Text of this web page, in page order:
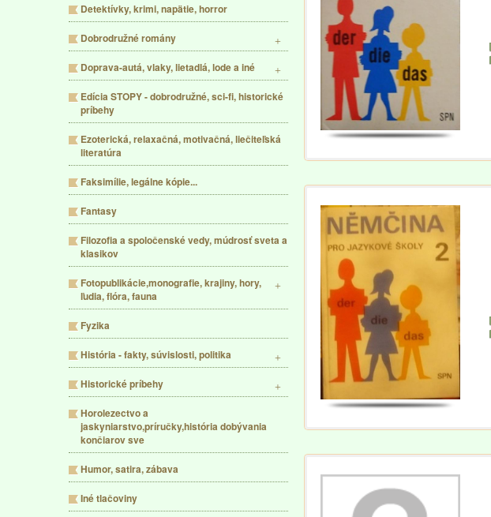
Detektívky, krimi, napätie, horror
Dobrodružné romány
Doprava-autá, vlaky, lietadlá, lode a iné
Edícia STOPY - dobrodružné, sci-fi, historické
príbehy
Ezoterická, relaxačná, motivačná, liečiteľská
literatúra
Faksimílie, legálne kópie...
Fantasy
Filozofia a spoločenské vedy, múdrosť sveta a
klasikov
Fotopublikácie,monografie, krajiny, hory,
ľudia, flóra, fauna
Fyzika
História - fakty, súvislosti, politika
Historické príbehy
Horolezectvo a
jaskyniarstvo,príručky,história dobývania
končiarov sve
Humor, satira, zábava
Iné tlačoviny